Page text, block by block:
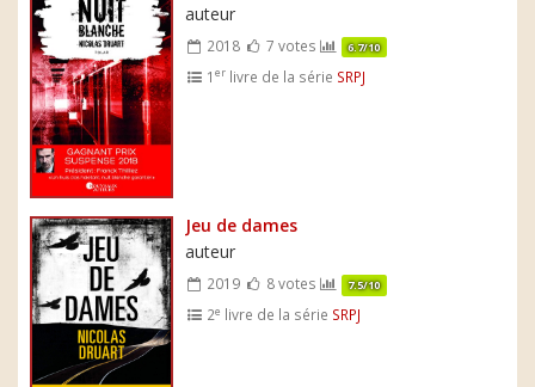
auteur
2018 7 votes 6.7/10
1er livre de la série SRPJ
Jeu de dames
auteur
2019 8 votes 7.5/10
2e livre de la série SRPJ